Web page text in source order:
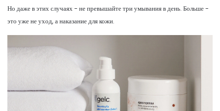
Но даже в этих случаях - не превышайте три умывания в день. Больше -
это уже не уход, а наказание для кожи.